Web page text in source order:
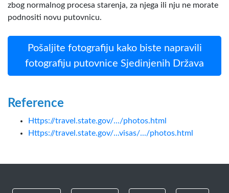
zbog normalnog procesa starenja, za njega ili nju ne morate
podnositi novu putovnicu.
Pošaljite fotografiju kako biste napravili
fotografiju putovnice Sjedinjenih Država
Reference
Https://travel.state.gov/.../photos.html
Https://travel.state.gov/...visas/.../photos.html